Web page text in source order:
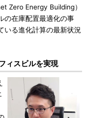
Zero Energy Building）
の在庫配置最適化の事
いる進化計算の最新状況
ィスビルを実現